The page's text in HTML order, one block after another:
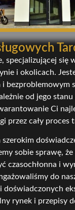
specjalizującej się
i okolicach.
bezproblemowym
od jego
Ci
przez cały proces
szerokim
sobie sprawę, że
czasochłonna i
do
rynek i przepisy